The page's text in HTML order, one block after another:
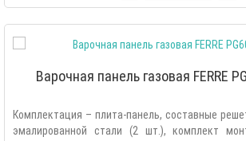
Варочная панель газовая FERRE
Комплектация – плита-панель, составные
эмалированной стали (2 шт.), комплект